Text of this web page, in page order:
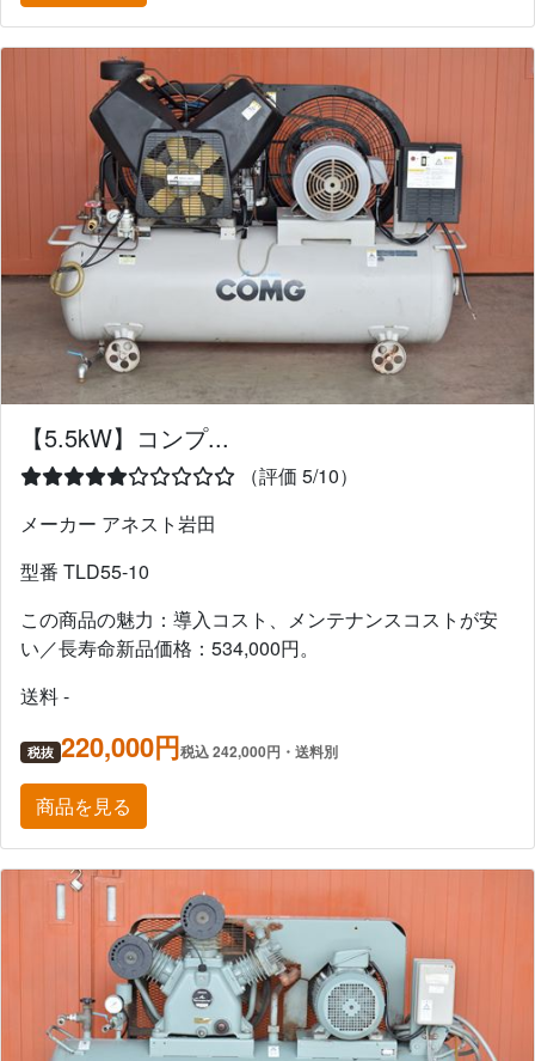
【5.5kW】コンプ...
（評価 5/10）
メーカー アネスト岩田
型番 TLD55-10
この商品の魅力：導入コスト、メンテナンスコストが安
い／長寿命新品価格：534,000円。
送料 -
税抜 220,000円税込 242,000円・送料別
商品を見る